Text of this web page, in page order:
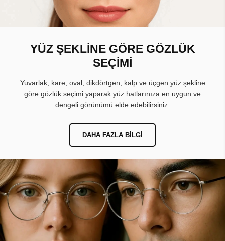
YÜZ ŞEKLİNE GÖRE GÖZLÜK
SEÇİMİ
Yuvarlak, kare, oval, dikdörtgen, kalp ve üçgen yüz şekline
göre gözlük seçimi yaparak yüz hatlarınıza en uygun ve
dengeli görünümü elde edebilirsiniz.
DAHA FAZLA BILGI